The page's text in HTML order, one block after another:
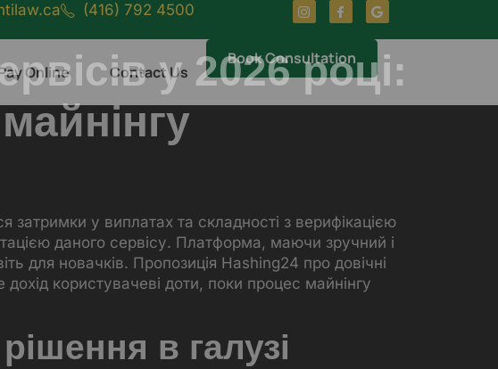
(416) 792 4500
Online Contact Us
Book Consultation
у 2026 році:
затримки у виплатах та складності з верифікацією
даного сервісу. Платформа, маючи зручний і
для новачків. Пропозиція Hashing24 про довічні
користувачеві доти, поки процес майнінгу
в галузі